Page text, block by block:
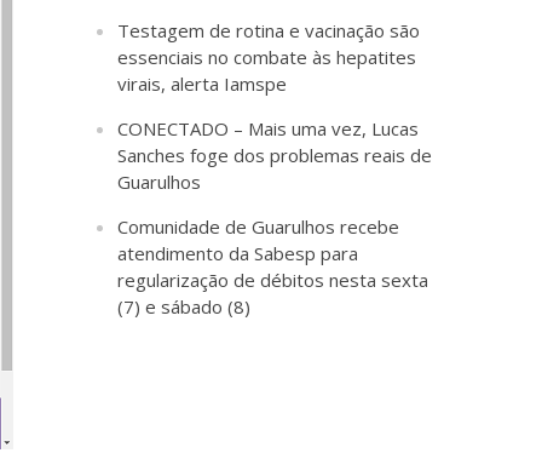
Testagem de rotina e vacinação são
essenciais no combate às hepatites
virais, alerta Iamspe
CONECTADO – Mais uma vez, Lucas
Sanches foge dos problemas reais de
Guarulhos
Comunidade de Guarulhos recebe
atendimento da Sabesp para
regularização de débitos nesta sexta
(7) e sábado (8)